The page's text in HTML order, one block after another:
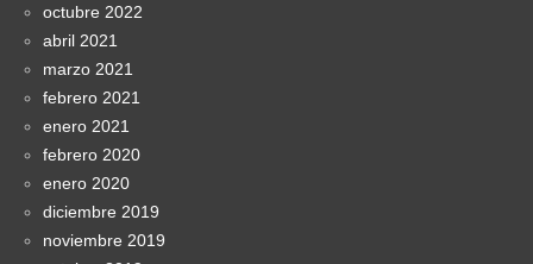
octubre 2022
abril 2021
marzo 2021
febrero 2021
enero 2021
febrero 2020
enero 2020
diciembre 2019
noviembre 2019